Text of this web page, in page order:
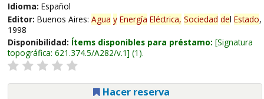
Idioma: Español
Editor: Buenos Aires: Agua y Energía Eléctrica, Sociedad del Estado,
1998
Disponibilidad: Ítems disponibles para préstamo: Signatura
topográfica: 621.374.5/A282/v.1 (1).
Hacer reserva